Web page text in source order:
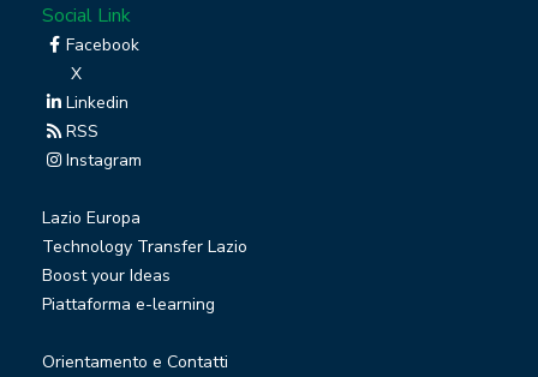
Social Link
Facebook
X
Linkedin
RSS
Instagram
Lazio Europa
Technology Transfer Lazio
Boost your Ideas
Piattaforma e-learning
Orientamento e Contatti